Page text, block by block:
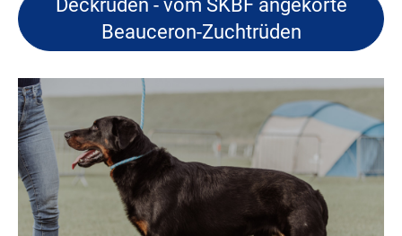
Deckrüden - vom SKBF angekörte
Beauceron-Zuchtrüden